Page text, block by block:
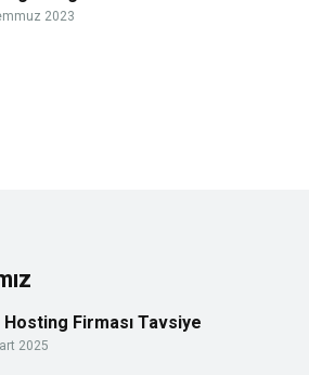
2023
Hosting Firması Tavsiye
2025